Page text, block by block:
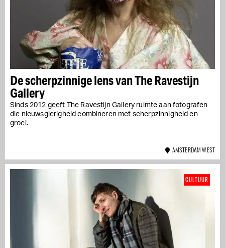
De scherpzinnige lens van The Ravestijn
Gallery
Sinds 2012 geeft The Ravestijn Gallery ruimte aan fotografen
die nieuwsgierigheid combineren met scherpzinnigheid en
groei.
AMSTERDAM WEST
CULTUUR